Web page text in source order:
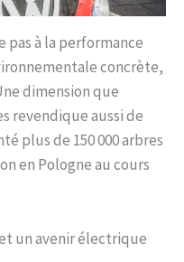
pas à la performance
concrète,
dimension que
revendique aussi de
plus de 150 000 arbres
en Pologne au cours
un avenir électrique